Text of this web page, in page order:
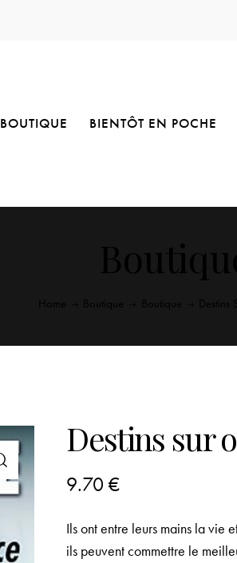
BOUTIQUE BIENTÔT EN POCHE
Destins sur
9.70€
Ils ont entre leurs mains la vie
ils peuvent commettre le